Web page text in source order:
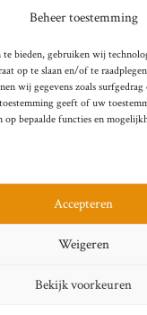
Beheer toestemming
te bieden, gebruiken wij
op te slaan en/of te
wij gegevens zoals
geeft of uw
op bepaalde functies en
Accepteren
Weigeren
Bekijk voorkeuren
ZAKELIJK
Hardnekkige Inflatie
van de Eurozone
Mei 29, 2026
Privacybeleid
Cookiebeleid (EU)